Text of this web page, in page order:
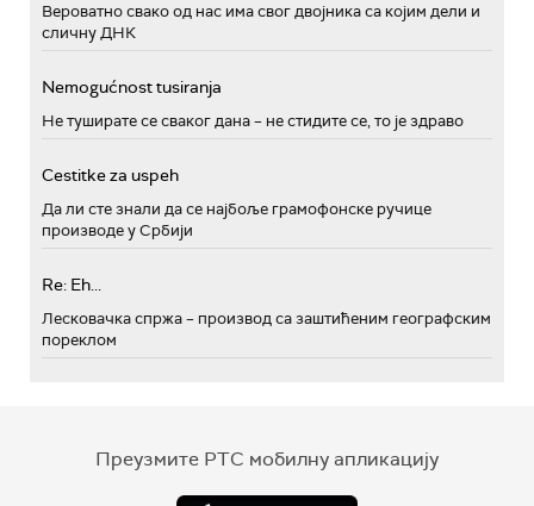
Вероватно свако од нас има свог двојника са којим дели и
сличну ДНК
Nemogućnost tusiranja
Не туширате се сваког дана – не стидите се, то је здраво
Cestitke za uspeh
Да ли сте знали да се најбоље грамофонске ручице
производе у Србији
Re: Eh...
Лесковачка спржа – производ са заштићеним географским
пореклом
Преузмите РТС мобилну апликацију